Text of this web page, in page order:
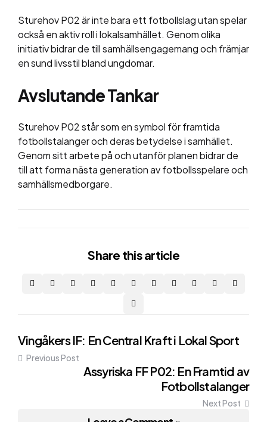
Sturehov P02 är inte bara ett fotbollslag utan spelar
också en aktiv roll i lokalsamhället. Genom olika
initiativ bidrar de till samhällsengagemang och främjar
en sund livsstil bland ungdomar.
Avslutande Tankar
Sturehov P02 står som en symbol för framtida
fotbollstalanger och deras betydelse i samhället.
Genom sitt arbete på och utanför planen bidrar de
till att forma nästa generation av fotbollsspelare och
samhällsmedborgare.
Share this article
Post
navigation
Vingåkers IF: En Central Kraft i Lokal Sport
Previous Post
Assyriska FF P02: En Framtid av
Fotbollstalanger
Next Post